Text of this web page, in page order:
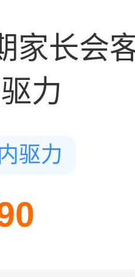
生涯
家长会
力
驱力